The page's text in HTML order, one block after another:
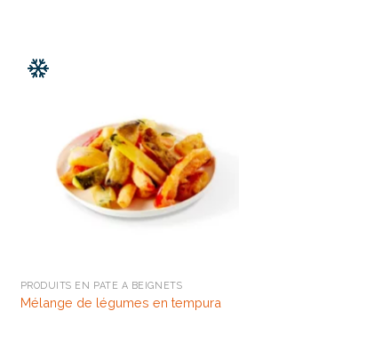
PRODUITS EN PÂTE À BEIGNETS
Mélange de légumes en tempura